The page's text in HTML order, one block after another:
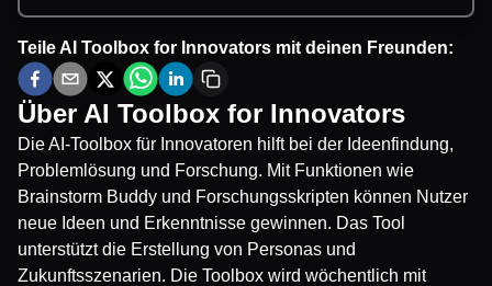
TeileAI Toolbox for Innovators mit deinen Freunden:
Über AI Toolbox for Innovators
Die AI-Toolbox für Innovatoren hilft bei der Ideenfindung,
Problemlösung und Forschung. Mit Funktionen wie
Brainstorm Buddy und Forschungsskripten können Nutzer
neue Ideen und Erkenntnisse gewinnen. Das Tool
unterstützt die Erstellung von Personas und
Zukunftsszenarien. Die Toolbox wird wöchentlich mit